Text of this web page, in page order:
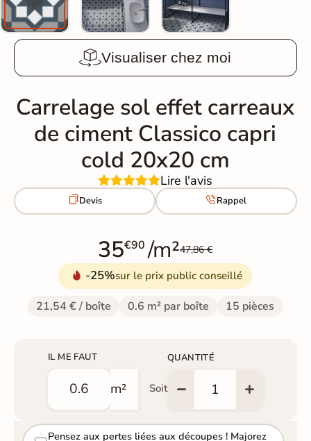
Visualiser chez moi
Carrelage sol effet carreaux
de ciment Classico capri
cold 20x20 cm
Lire l'avis
Devis Rappel
35€90 /m²47,86 €
-25%sur le prix public conseillé
21,54 € / boîte 0.6 m² par boîte 15 pièces
IL ME FAUT
m² Soit
QUANTITÉ
Pensez aux pertes liées aux découpes ! Majorez